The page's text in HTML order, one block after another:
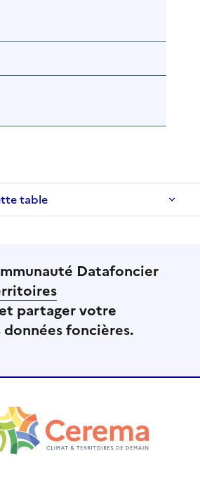
table
Datafoncier
partager votre
foncières.